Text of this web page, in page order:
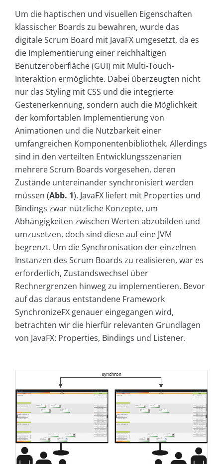
Um die haptischen und visuellen Eigenschaften
klassischer Boards zu bewahren, wurde das
digitale Scrum Board mit JavaFX umgesetzt, da es
die Implementierung einer reichhaltigen
Benutzeroberfläche (GUI) mit Multi-Touch-
Interaktion ermöglichte. Dabei überzeugten nicht
nur das Styling mit CSS und die integrierte
Gestenerkennung, sondern auch die Möglichkeit
der komfortablen Implementierung von
Animationen und die Nutzbarkeit einer
umfangreichen Komponentenbibliothek. Allerdings
sind in den verteilten Entwicklungsszenarien
mehrere Scrum Boards vorgesehen, deren
Zustände untereinander synchronisiert werden
müssen (Abb. 1). JavaFX liefert mit Properties und
Bindings zwar nützliche Konzepte, um
Abhängigkeiten zwischen Werten abzubilden und
umzusetzen, doch sind diese auf eine JVM
begrenzt. Um die Synchronisation der einzelnen
Instanzen des Scrum Boards zu realisieren, war es
erforderlich, Zustandswechsel über
Rechnergrenzen hinweg zu implementieren. Bevor
auf das daraus entstandene Framework
SynchronizeFX genauer eingegangen wird,
betrachten wir die hierfür relevanten Grundlagen
von JavaFX: Properties, Bindings und Listener.